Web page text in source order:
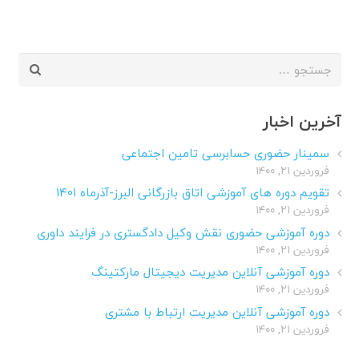
جستجو
آخرین اخبار
سمینار حضوری حسابرسی تامین اجتماعی
فروردین ۲۱, ۱۴۰۰
تقویم دوره های آموزشی اتاق بازرگانی البرز-آذرماه ۱۴۰۱
فروردین ۲۱, ۱۴۰۰
دوره آموزشی حضوری نقش وکیل دادگستری در فرایند داوری
فروردین ۲۱, ۱۴۰۰
دوره آموزشی آنلاین مدیریت دیجیتال مارکتینگ
فروردین ۲۱, ۱۴۰۰
دوره آموزشی آنلاین مدیریت ارتباط با مشتری
فروردین ۲۱, ۱۴۰۰